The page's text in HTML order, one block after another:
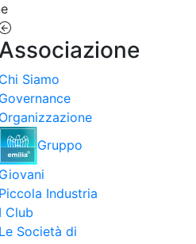
Chi Siamo
Governance
Organizzazione
Gruppo
Giovani
Piccola Industria
I Club
Le Società di